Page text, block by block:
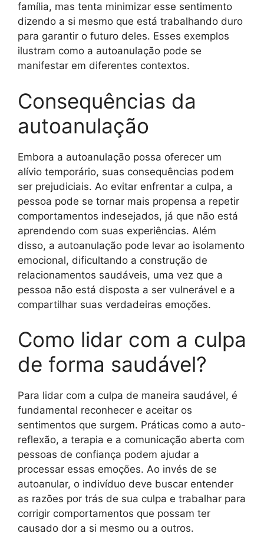
família, mas tenta minimizar esse sentimento
dizendo a si mesmo que está trabalhando duro
para garantir o futuro deles. Esses exemplos
ilustram como a autoanulação pode se
manifestar em diferentes contextos.
Consequências da
autoanulação
Embora a autoanulação possa oferecer um
alívio temporário, suas consequências podem
ser prejudiciais. Ao evitar enfrentar a culpa, a
pessoa pode se tornar mais propensa a repetir
comportamentos indesejados, já que não está
aprendendo com suas experiências. Além
disso, a autoanulação pode levar ao isolamento
emocional, dificultando a construção de
relacionamentos saudáveis, uma vez que a
pessoa não está disposta a ser vulnerável e a
compartilhar suas verdadeiras emoções.
Como lidar com a culpa
de forma saudável?
Para lidar com a culpa de maneira saudável, é
fundamental reconhecer e aceitar os
sentimentos que surgem. Práticas como a auto-
reflexão, a terapia e a comunicação aberta com
pessoas de confiança podem ajudar a
processar essas emoções. Ao invés de se
autoanular, o indivíduo deve buscar entender
as razões por trás de sua culpa e trabalhar para
corrigir comportamentos que possam ter
causado dor a si mesmo ou a outros.